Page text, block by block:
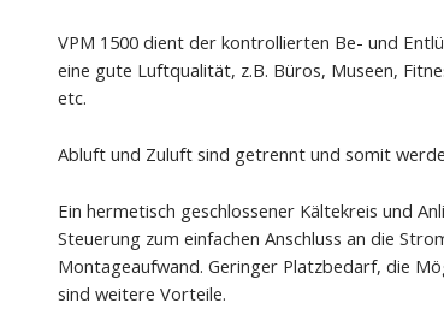
VPM 1500 dient der kontrollierten Be- und
eine gute Luftqualität, z.B. Büros, Museen,
etc.
Abluft und Zuluft sind getrennt und somit
Ein hermetisch geschlossener Kältekreis und
Steuerung zum einfachen Anschluss an die
Montageaufwand. Geringer Platzbedarf, die
sind weitere Vorteile.